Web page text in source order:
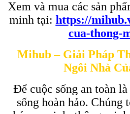
Xem và mua các sản
minh tại: https://
cua-thong-
Mihub – Giải Pháp
Ngôi Nhà
Để cuộc sống an toàn
sống hoàn hảo. Chúng